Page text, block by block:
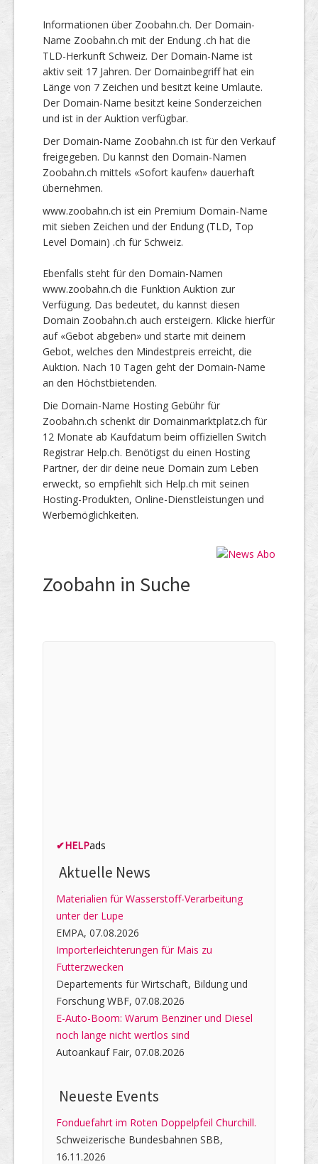
Informationen über Zoobahn.ch. Der Domain-
Name Zoobahn.ch mit der Endung .ch hat die
TLD-Herkunft Schweiz. Der Domain-Name ist
aktiv seit 17 Jahren. Der Domainbegriff hat ein
Länge von 7 Zeichen und besitzt keine Umlaute.
Der Domain-Name besitzt keine Sonderzeichen
und ist in der Auktion verfügbar.
Der Domain-Name Zoobahn.ch ist für den Verkauf
freigegeben. Du kannst den Domain-Namen
Zoobahn.ch mittels «Sofort kaufen» dauerhaft
übernehmen.
www.zoobahn.ch ist ein Premium Domain-Name
mit sieben Zeichen und der Endung (TLD, Top
Level Domain) .ch für Schweiz.
Ebenfalls steht für den Domain-Namen
www.zoobahn.ch die Funktion Auktion zur
Verfügung. Das bedeutet, du kannst diesen
Domain Zoobahn.ch auch ersteigern. Klicke hierfür
auf «Gebot abgeben» und starte mit deinem
Gebot, welches den Mindestpreis erreicht, die
Auktion. Nach 10 Tagen geht der Domain-Name
an den Höchstbietenden.
Die Domain-Name Hosting Gebühr für
Zoobahn.ch schenkt dir Domainmarktplatz.ch für
12 Monate ab Kaufdatum beim offiziellen Switch
Registrar Help.ch. Benötigst du einen Hosting
Partner, der dir deine neue Domain zum Leben
erweckt, so empfiehlt sich Help.ch mit seinen
Hosting-Produkten, Online-Dienstleistungen und
Werbemöglichkeiten.
Zoobahn in Suche
✔HELPads
Aktuelle News
Materialien für Wasserstoff-Verarbeitung
unter der Lupe
EMPA, 07.08.2026
Importerleichterungen für Mais zu
Futterzwecken
Departements für Wirtschaft, Bildung und
Forschung WBF, 07.08.2026
E-Auto-Boom: Warum Benziner und Diesel
noch lange nicht wertlos sind
Autoankauf Fair, 07.08.2026
Neueste Events
Fonduefahrt im Roten Doppelpfeil Churchill.
Schweizerische Bundesbahnen SBB,
16.11.2026